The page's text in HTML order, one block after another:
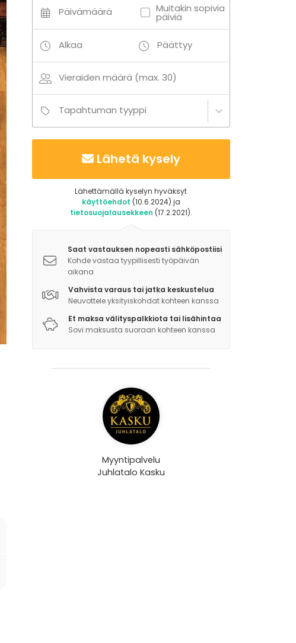
Päivämäärä Muitakin sopivia
päiviä
Alkaa Päättyy
Vieraiden määrä (max. 30)
Tapahtuman tyyppi
Lähetä kysely
Lähettämällä kyselyn hyväksyt
käyttöehdot (10.6.2024) ja
tietosuojalausekkeen (17.2.2021).
Saat vastauksen nopeasti sähköpostiisi
Kohde vastaa tyypillisesti työpäivän
aikana
Vahvista varaus tai jatka keskustelua
Neuvottele yksityiskohdat kohteen kanssa
Et maksa välityspalkkiota tai lisähintaa
Sovi maksusta suoraan kohteen kanssa
Myyntipalvelu
Juhlatalo Kasku